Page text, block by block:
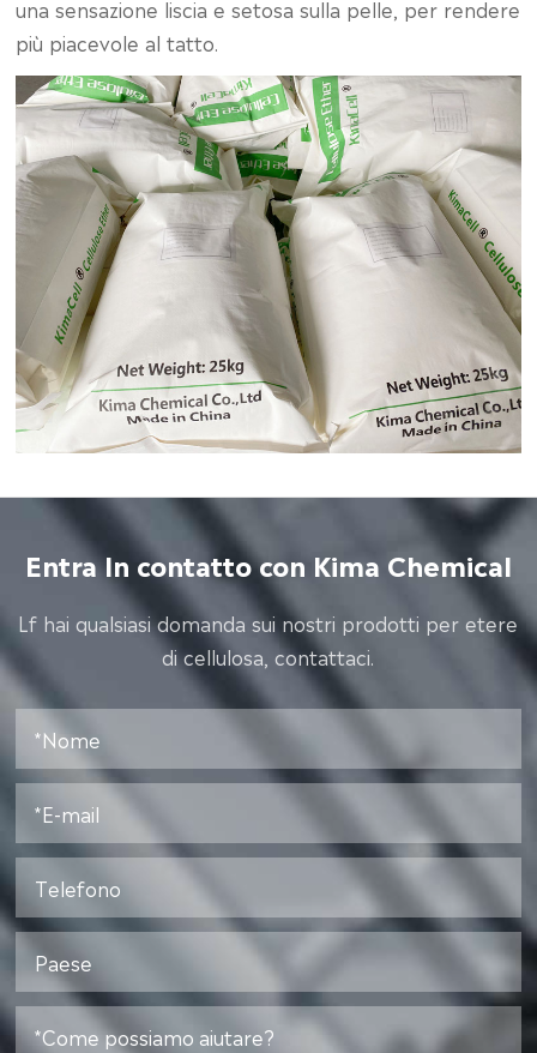
una sensazione liscia e setosa sulla pelle, per rendere
più piacevole al tatto.
Entra In contatto con Kima Chemical
Lf hai qualsiasi domanda sui nostri prodotti per etere
di cellulosa, contattaci.